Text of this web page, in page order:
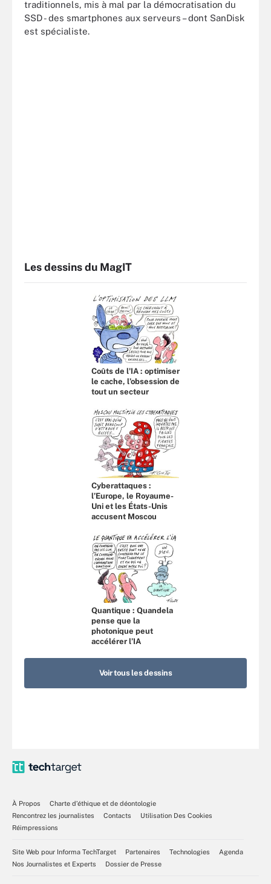
traditionnels, mis à mal par la démocratisation du
SSD - des smartphones aux serveurs – dont SanDisk
est spécialiste.
Les dessins du MagIT
Coûts de l'IA : optimiser
le cache, l’obsession de
tout un secteur
Cyberattaques :
l’Europe, le Royaume-
Uni et les États-Unis
accusent Moscou
Quantique : Quandela
pense que la
photonique peut
accélérer l’IA
Voir tous les dessins
À Propos
Charte d’éthique et de déontologie
Rencontrez les journalistes
Contacts
Utilisation Des Cookies
Réimpressions
Site Web pour Informa TechTarget Partenaires Technologies
Agenda
Nos Journalistes et Experts
Dossier de Presse